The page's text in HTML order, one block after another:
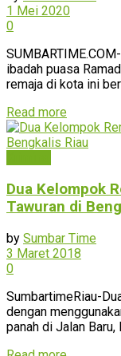
1 Mei 2020
0
ibadah puasa
remaja di kota ini
Read more
Dua Kelompok
Tawuran di
by Sumbar Time
3 Maret 2018
0
SumbartimeRiau-
dengan
panah di Jalan